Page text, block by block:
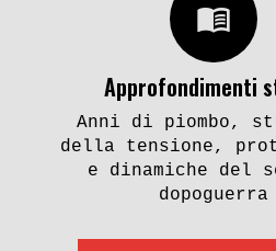
menu_book
Approfondimenti
Anni di piombo,
della tensione,
e dinamiche del
dopoguerra